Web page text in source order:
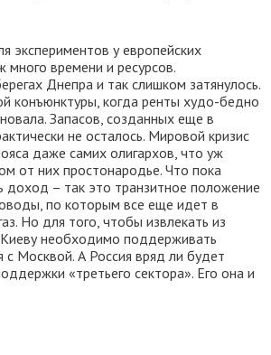
экспериментов у европейских
много времени и ресурсов.
Днепра и так слишком затянулось.
конъюнктуры, когда ренты худо-бедно
Запасов, созданных еще в
не осталось. Мировой кризис
даже самих олигархов, что уж
от них простонародье. Что пока
доход – так это транзитное положение
по которым все еще идет в
Но для того, чтобы извлекать из
Киеву необходимо поддерживать
Москвой. А Россия вряд ли будет
«третьего сектора». Его она и